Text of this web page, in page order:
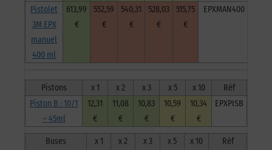
Pistolet
3M EPX
manuel
400 ml
613,99
€
552,59
€
540,31
€
528,03
€
515,75
€
EPXMAN400
Pistons x 1 x 2 x 3 x 5 x 10
Réf
Piston B : 10/1
– 45ml
12,31
€
11,08
€
10,83
€
10,59
€
10,34
€
EPXPISB
Buses
x 1 x 2 x 3 x 5 x 10 Réf